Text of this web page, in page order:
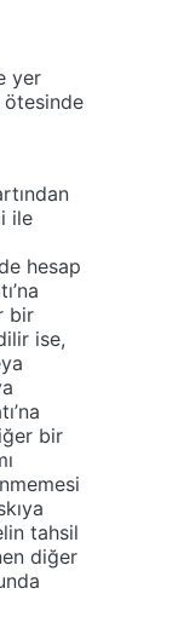
yer
ötesinde
ile
hesap
bir
ise,
bir
tahsil
diğer